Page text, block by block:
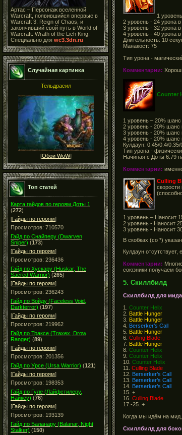
Артас – Персонаж вселенной
Warcraft, появившийся впервые в
Warcraft 3: Reign of Chaos, и
закончивший свой путь в World of
Warcraft: Wrath of the Lich King.
Специально для wc3.3dn.ru
Случайная картинка
Тельдрасил
[Обои WoW]
Топ статей
Карта гайдов по героям Доты 1
(272)
[Гайды по героям]
Просмотров: 710570
Гайд по Снайперу (Dwarven
Sniper) (173)
[Гайды по героям]
Просмотров: 236436
Гайд по Хускару (Huskar, The
Sacred Warrior) (265)
[Гайды по героям]
Просмотров: 236243
Гайд по Войду (Faceless Void,
Darkterror) (197)
[Гайды по героям]
Просмотров: 219962
Гайд по Траксе (Traxex, Drow
Ranger) (89)
[Гайды по героям]
Просмотров: 201356
Гайд по Урсе (Ursa Warrior) (121)
[Гайды по героям]
Просмотров: 198353
Гайд по Гуле (Лайфстилеру,
Найксу) (76)
[Гайды по героям]
Просмотров: 193139
Гайд по Баланару (Balanar, Night
Stalker) (150)
1
2 уровень - 24 урона в
3 уровень - 32 урона в
4 уровень - 40 урона в
Длительность: 10
Манакост: 75
Тип урона -
Комментарии:
Counter
1 уровень – 20% шанс
2 уровень - 20% шанс
3 уровень - 20% шанс
4 уровень - 20% шанс
Кулдаун: 0.45/0.4/0.35/
Тип урона -
Начиная с Доты 6.79
Комментарии:
Culling
1 уровень – Наносит
2 уровень - Наносит
3 уровень - Наносит
В скобках (со *)
Кулдаун отсутствует,
Комментарии:
союзники получаем
5. Скиллбилд
Скиллбилд для мида
1. Counter Helix
2. Battle Hunger
3. Battle Hunger
4. Berserker’s Call
5. Battle Hunger
6. Culling Blade
7. Battle Hunger
8. Counter Helix
9. Counter Helix
10. Counter Helix
11. Culling Blade
12. Berserker’s Call
13. Berserker’s Call
14. Berserker’s Call
15. +
16. Culling Blade
17.-25. +
Когда мы идём на мид,
Скиллбилд для